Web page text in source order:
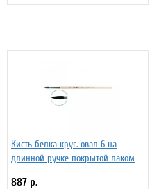
Кисть белка круг. овал 6 на
длинной ручке покрытой лаком
887 р.